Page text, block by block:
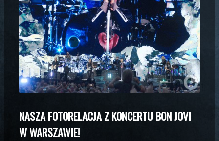
NASZA FOTORELACJA Z KONCERTU BON JOVI
W WARSZAWIE!